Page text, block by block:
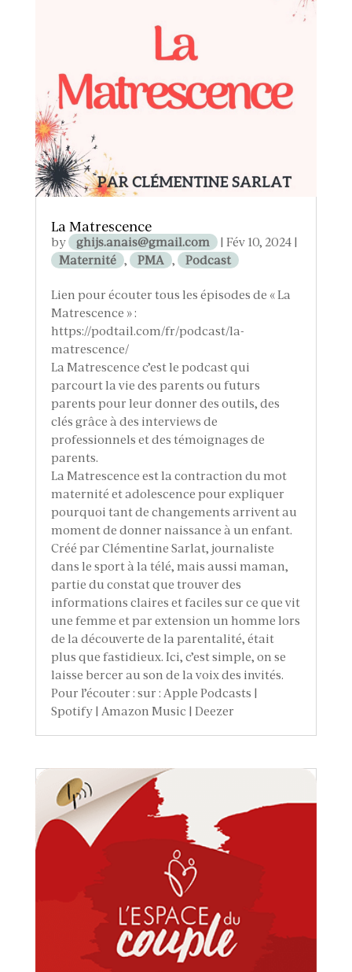
La Matrescence
by ghijs.anais@gmail.com | Fév 10, 2024|
Maternité , PMA , Podcast
Lien pour écouter tous les épisodes de « La
Matrescence » :
https://podtail.com/fr/podcast/la-
matrescence/
La Matrescence c’est le podcast qui
parcourt la vie des parents ou futurs
parents pour leur donner des outils, des
clés grâce à des interviews de
professionnels et des témoignages de
parents.
La Matrescence est la contraction du mot
maternité et adolescence pour expliquer
pourquoi tant de changements arrivent au
moment de donner naissance à un enfant.
Créé par Clémentine Sarlat, journaliste
dans le sport à la télé, mais aussi maman,
partie du constat que trouver des
informations claires et faciles sur ce que vit
une femme et par extension un homme lors
de la découverte de la parentalité, était
plus que fastidieux. Ici, c’est simple, on se
laisse bercer au son de la voix des invités.
Pour l’écouter : sur : Apple Podcasts |
Spotify | Amazon Music | Deezer